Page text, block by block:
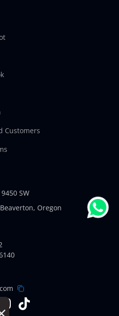
Customers
SW
Beaverton, Oregon